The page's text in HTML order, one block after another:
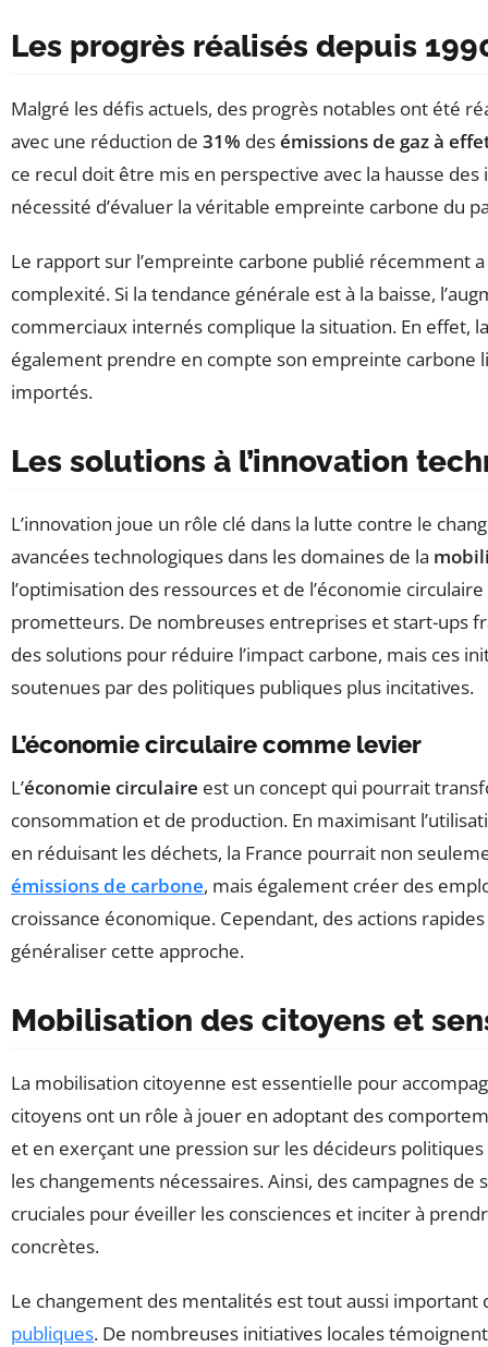
Les progrès réalisés depuis
Malgré les défis actuels, des progrès notables ont été
avec une réduction de 31% desémissions de gaz à
ce recul doit être mis en perspective avec la hausse
nécessité d’évaluer la véritable empreinte carbone du
Le rapport sur l’empreinte carbone publié récemment
complexité. Si la tendance générale est à la baisse,
commerciaux internés complique la situation. En effet,
également prendre en compte son empreinte carbone
importés.
Les solutions à l’innovation
L’innovation joue un rôle clé dans la lutte contre le
avancées technologiques dans les domaines de la
l’optimisation des ressources et de l’économie
prometteurs. De nombreuses entreprises et start-ups
des solutions pour réduire l’impact carbone, mais ces
soutenues par des politiques publiques plus incitatives.
L’économie circulaire comme levier
L’économie circulaire est un concept qui pourrait
consommation et de production. En maximisant
en réduisant les déchets, la France pourrait non
émissions de carbone, mais également créer des
croissance économique. Cependant, des actions
généraliser cette approche.
Mobilisation des citoyens et
La mobilisation citoyenne est essentielle pour
citoyens ont un rôle à jouer en adoptant des
et en exerçant une pression sur les décideurs
les changements nécessaires. Ainsi, des campagnes de
cruciales pour éveiller les consciences et inciter à
concrètes.
Le changement des mentalités est tout aussi important
publiques. De nombreuses initiatives locales